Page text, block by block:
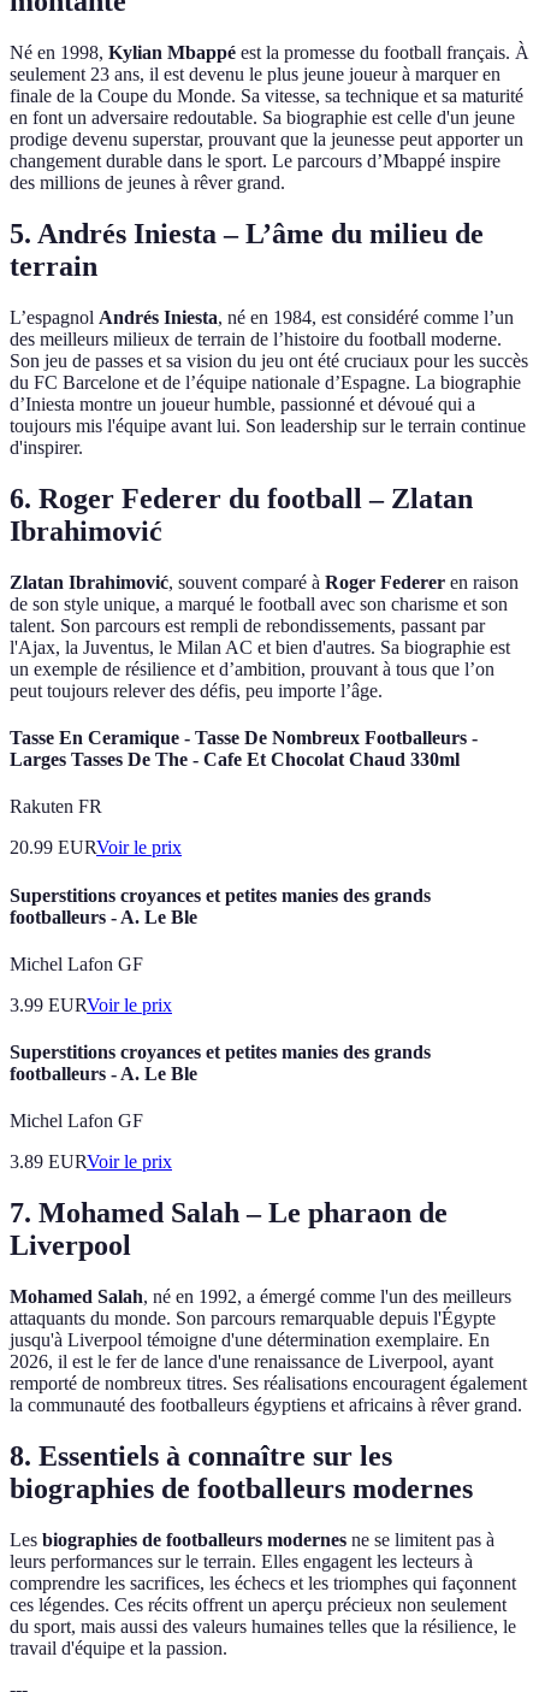
Né en 1998, Kylian Mbappé est la promesse du football français. À
seulement 23 ans, il est devenu le plus jeune joueur à marquer en
finale de la Coupe du Monde. Sa vitesse, sa technique et sa maturité
en font un adversaire redoutable. Sa biographie est celle d'un jeune
prodige devenu superstar, prouvant que la jeunesse peut apporter un
changement durable dans le sport. Le parcours d’Mbappé inspire
des millions de jeunes à rêver grand.
5. Andrés Iniesta – L’âme du milieu de
terrain
L’espagnol Andrés Iniesta, né en 1984, est considéré comme l’un
des meilleurs milieux de terrain de l’histoire du football moderne.
Son jeu de passes et sa vision du jeu ont été cruciaux pour les succès
du FC Barcelone et de l’équipe nationale d’Espagne. La biographie
d’Iniesta montre un joueur humble, passionné et dévoué qui a
toujours mis l'équipe avant lui. Son leadership sur le terrain continue
d'inspirer.
6. Roger Federer du football – Zlatan
Ibrahimović
Zlatan Ibrahimović, souvent comparé à Roger Federer en raison
de son style unique, a marqué le football avec son charisme et son
talent. Son parcours est rempli de rebondissements, passant par
l'Ajax, la Juventus, le Milan AC et bien d'autres. Sa biographie est
un exemple de résilience et d’ambition, prouvant à tous que l’on
peut toujours relever des défis, peu importe l’âge.
Tasse En Ceramique - Tasse De Nombreux Footballeurs -
Larges Tasses De The - Cafe Et Chocolat Chaud 330ml
Rakuten FR
20.99 EURVoir le prix
Superstitions croyances et petites manies des grands
footballeurs - A. Le Ble
Michel Lafon GF
3.99 EURVoir le prix
Superstitions croyances et petites manies des grands
footballeurs - A. Le Ble
Michel Lafon GF
3.89 EURVoir le prix
7. Mohamed Salah – Le pharaon de
Liverpool
Mohamed Salah, né en 1992, a émergé comme l'un des meilleurs
attaquants du monde. Son parcours remarquable depuis l'Égypte
jusqu'à Liverpool témoigne d'une détermination exemplaire. En
2026, il est le fer de lance d'une renaissance de Liverpool, ayant
remporté de nombreux titres. Ses réalisations encouragent également
la communauté des footballeurs égyptiens et africains à rêver grand.
8. Essentiels à connaître sur les
biographies de footballeurs modernes
Les biographies de footballeurs modernes ne se limitent pas à
leurs performances sur le terrain. Elles engagent les lecteurs à
comprendre les sacrifices, les échecs et les triomphes qui façonnent
ces légendes. Ces récits offrent un aperçu précieux non seulement
du sport, mais aussi des valeurs humaines telles que la résilience, le
travail d'équipe et la passion.